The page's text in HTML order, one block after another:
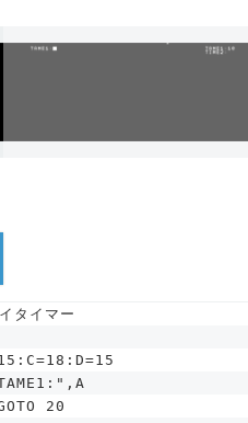
タイマー
20